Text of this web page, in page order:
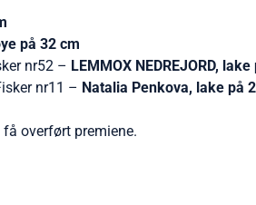
på 32 cm
nr52 – LEMMOX NEDREJORD,
nr11 – Natalia Penkova, lake på
overført premiene.